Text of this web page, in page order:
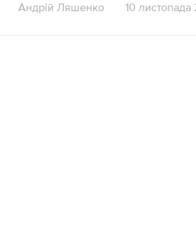
Андрій Ляшенко 10 листопада